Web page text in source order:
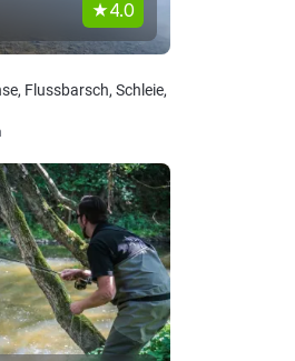
4.0
Flussbarsch, Schleie,